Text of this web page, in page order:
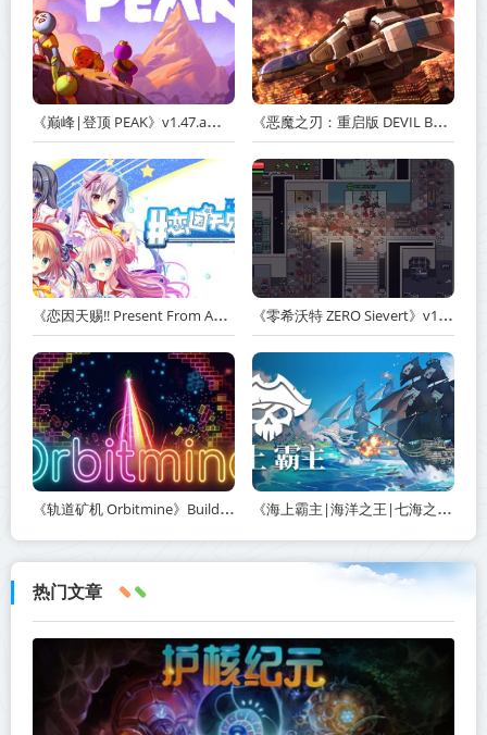
《巅峰|登顶 PEAK》v1.47.a【单机+联机】丨中文版网盘下载 《恶魔之刃：重启版 DEVIL BLADE REBOOT》v1.2.4-免安装中文版丨中文版网盘下载
《恋因天赐!! Present From Angel Template!! An Angel's Gift》Build.23930554-免安装中文版丨中文版网盘下载 《零希沃特 ZERO Sievert》v1.2.59-免安装中文版丨中文版网盘下载
《轨道矿机 Orbitmine》Build.24135737-免安装中文版丨中文版网盘下载 《海上霸主|海洋之王|七海之王 King of Seas》v1.20-免安装中文版丨中文版网盘下载
热门文章